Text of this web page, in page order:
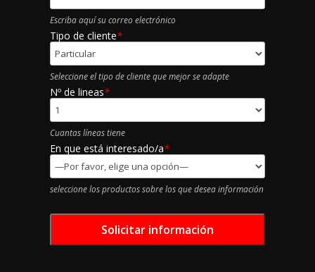
Escriba aquí su correo electrónico
Tipo de cliente*
Seleccione el tipo de cliente que mejor se adapte
Nº de lineas*
Cuantas líneas tiene
En que está interesado/a*
seleccione los productos sobre los que desea información